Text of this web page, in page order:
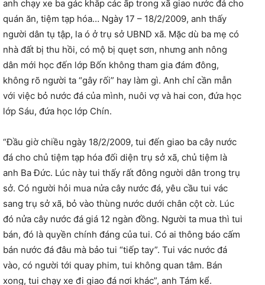
anh chạy xe ba gác khắp các ấp trong xã giao nước đá cho
quán ăn, tiệm tạp hóa… Ngày 17 – 18/2/2009, anh thấy
người dân tụ tập, la ó ở trụ sở UBND xã. Mặc dù ba mẹ có
nhà đất bị thu hồi, có mộ bị quẹt sơn, nhưng anh nông
dân mới học đến lớp Bốn không tham gia đám đông,
không rõ người ta “gây rối” hay làm gì. Anh chỉ cần mẫn
với việc bỏ nước đá của mình, nuôi vợ và hai con, đứa học
lớp Sáu, đứa học lớp Chín.
“Đầu giờ chiều ngày 18/2/2009, tui đến giao ba cây nước
đá cho chủ tiệm tạp hóa đối diện trụ sở xã, chủ tiệm là
anh Ba Đức. Lúc này tui thấy rất đông người dân trong trụ
sở. Có người hỏi mua nửa cây nước đá, yêu cầu tui vác
sang trụ sở xã, bỏ vào thùng nước dưới chân cột cờ. Lúc
đó nửa cây nước đá giá 12 ngàn đồng. Người ta mua thì tui
bán, đó là quyền chính đáng của tui. Có ai thông báo cấm
bán nước đá đâu mà bảo tui “tiếp tay”. Tui vác nước đá
vào, có người tới quay phim, tui không quan tâm. Bán
xong, tui chạy xe đi giao đá nơi khác”, anh Tám kể.